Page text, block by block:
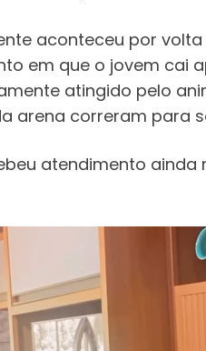
aconteceu por
em que o jovem cai
atingido pelo
arena correram para
atendimento